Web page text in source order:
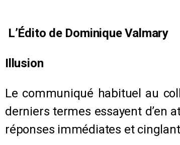
L’Édito de Dominique Valmary
Illusion
Le communiqué habituel au
derniers termes essayent d’en
réponses immédiates et